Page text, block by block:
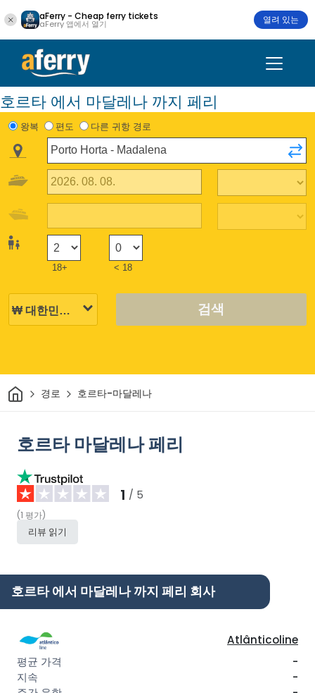
aFerry - Cheap ferry tickets
aFerry 앱에서 열기 열려 있는
호르타 에서 마달레나 까지 페리
왕복 편도 다른 귀항 경로
18+ < 18
검색
집 경로 호르타-마달레나
호르타 마달레나 페리
1 / 5
(1 평가)
리뷰 읽기
호르타 에서 마달레나 까지 페리 회사
Atlânticoline
-
-